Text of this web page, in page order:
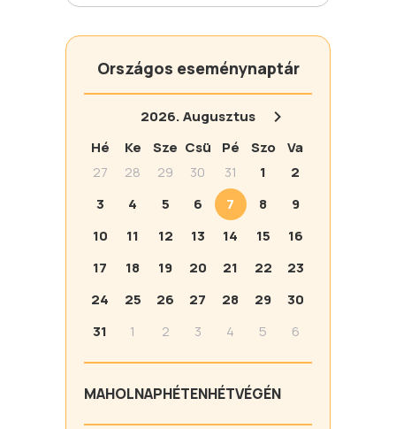
Országos eseménynaptár
2026.Augusztus
Hé
Ke Sze Csü Pé Szo
Va
27
28 29 30 31 1
2
3
4 5 6 7 8
9
10
11 12 13 14 15
16
17
18 19 20 21 22
23
24
25 26 27 28 29
30
31
1 2 3 4 5 6
MAHOLNAPHÉTENHÉTVÉGÉN